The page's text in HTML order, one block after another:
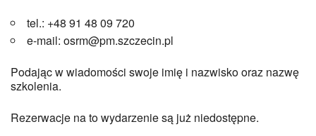
tel.: +48 91 48 09 720
e-mail: osrm@pm.szczecin.pl
Podając w wiadomości swoje imię i nazwisko oraz nazwę
szkolenia.
Rezerwacje na to wydarzenie są już niedostępne.